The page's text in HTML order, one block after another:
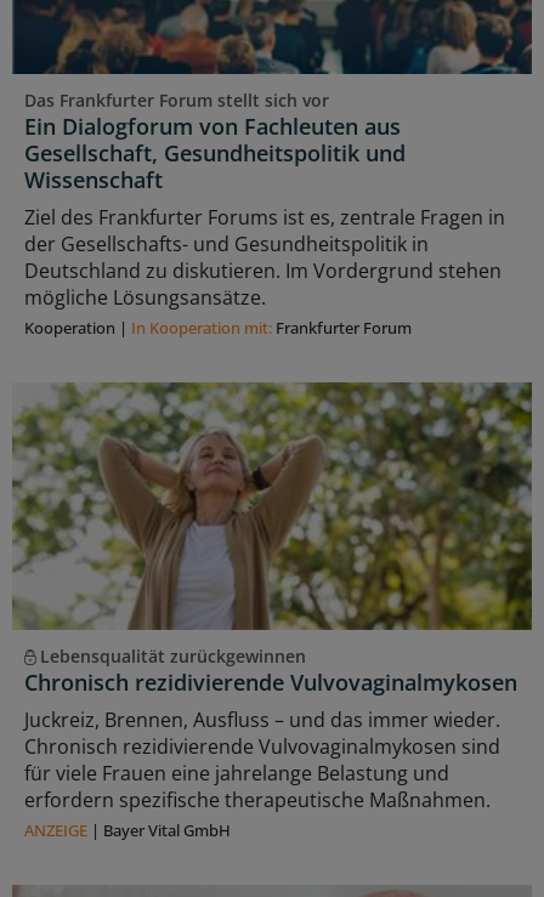
Das Frankfurter Forum stellt sich vor
Ein Dialogforum von Fachleuten aus
Gesellschaft, Gesundheitspolitik und
Wissenschaft
Ziel des Frankfurter Forums ist es, zentrale Fragen in
der Gesellschafts- und Gesundheitspolitik in
Deutschland zu diskutieren. Im Vordergrund stehen
mögliche Lösungsansätze.
Kooperation | In Kooperation mit: Frankfurter Forum
Lebensqualität zurückgewinnen
Chronisch rezidivierende Vulvovaginalmykosen
Juckreiz, Brennen, Ausfluss – und das immer wieder.
Chronisch rezidivierende Vulvovaginalmykosen sind
für viele Frauen eine jahrelange Belastung und
erfordern spezifische therapeutische Maßnahmen.
ANZEIGE | Bayer Vital GmbH